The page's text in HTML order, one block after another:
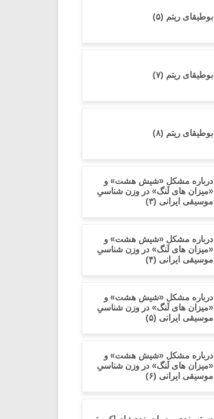
بوطیقای ریتم (۵)
بوطیقای ریتم (۷)
بوطیقای ریتم (۸)
درباره مشکل «شیش هشت» و
«میزان های لَنگ» در وزن شناسیِ
موسیقی ایرانی (۳)
درباره مشکل «شیش هشت» و
«میزان های لَنگ» در وزن شناسیِ
موسیقی ایرانی (۴)
درباره مشکل «شیش هشت» و
«میزان های لَنگ» در وزن شناسیِ
موسیقی ایرانی (۵)
درباره مشکل «شیش هشت» و
«میزان های لَنگ» در وزن شناسیِ
موسیقی ایرانی (۶)